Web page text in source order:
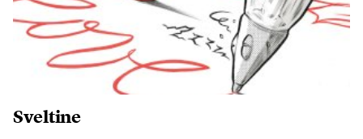
Sveltine